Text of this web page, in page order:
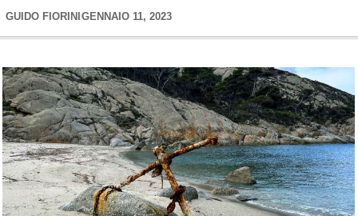
GUIDO FIORINI GENNAIO 11, 2023